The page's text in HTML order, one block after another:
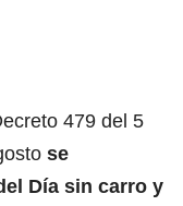
479 del 5
se
Día sin carro y